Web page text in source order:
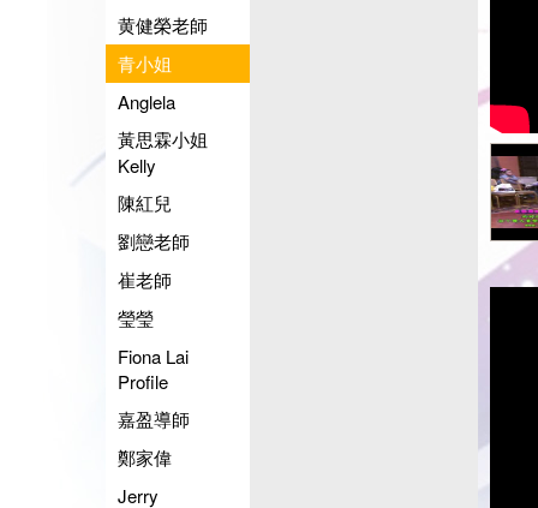
黄健榮老師
青小姐
Anglela
黃思霖小姐
Kelly
陳紅兒
劉戀老師
崔老師
瑩瑩
Fiona Lai
Profile
嘉盈導師
鄭家偉
Jerry